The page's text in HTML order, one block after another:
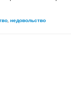
, недовольство